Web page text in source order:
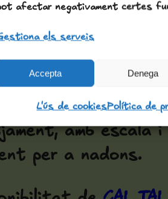
afectar negativament certes
els serveis
Accepta Denega
L'ús de cookiesPolítica de
que no
amb
per a nadons.